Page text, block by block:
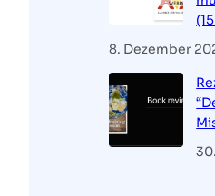
8. Dezember